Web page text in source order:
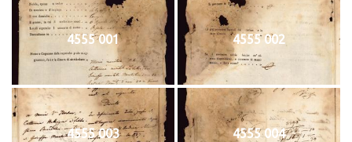
4555 001 4555 002
4555 003 4555 004